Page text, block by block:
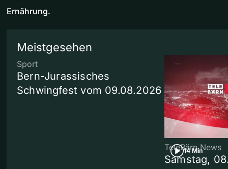
Ernährung.
Meistgesehen
Sport
Bern-Jurassisches
Schwingfest vom 09.08.2026
14 Min
TeleBärn News
Samstag,